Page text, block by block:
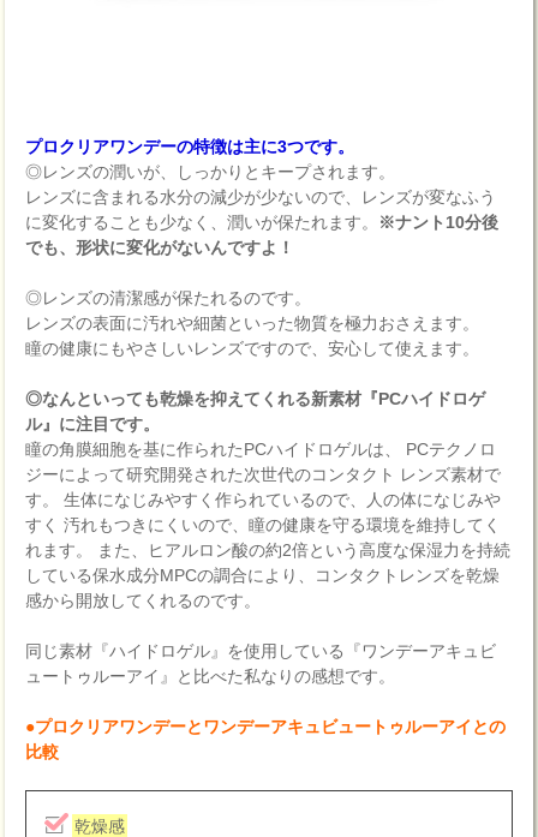
プロクリアワンデーの特徴は主に3つです。
◎レンズの潤いが、しっかりとキープされます。
レンズに含まれる水分の減少が少ないので、レンズが変なふう
に変化することも少なく、潤いが保たれます。 ※ナント10分後
でも、形状に変化がないんですよ！
◎レンズの清潔感が保たれるのです。
レンズの表面に汚れや細菌といった物質を極力おさえます。
瞳の健康にもやさしいレンズですので、安心して使えます。
◎なんといっても乾燥を抑えてくれる新素材『PCハイドロゲ
ル』に注目です。
瞳の角膜細胞を基に作られたPCハイドロゲルは、 PCテクノロ
ジーによって研究開発された次世代のコンタクト レンズ素材で
す。 生体になじみやすく作られているので、人の体になじみや
すく 汚れもつきにくいので、瞳の健康を守る環境を維持してく
れます。 また、ヒアルロン酸の約2倍という高度な保湿力を持続
している保水成分MPCの調合により、コンタクトレンズを乾燥
感から開放してくれるのです。
同じ素材『ハイドロゲル』を使用している『ワンデーアキュビ
ュートゥルーアイ』と比べた私なりの感想です。
●プロクリアワンデーとワンデーアキュビュートゥルーアイとの
比較
乾燥感